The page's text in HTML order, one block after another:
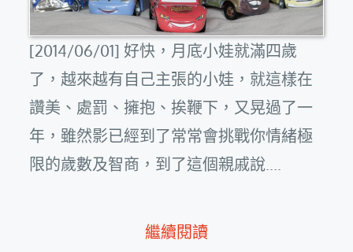
[2014/06/01] 好快，月底小娃就滿四歲
了，越來越有自己主張的小娃，就這樣在
讚美、處罰、擁抱、挨鞭下，又晃過了一
年，雖然影已經到了常常會挑戰你情緒極
限的歲數及智商，到了這個親戚說....
繼續閱讀